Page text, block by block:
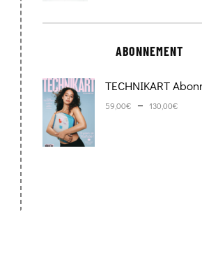
ABONNEMENT
TECHNIKART
59,00€ – 130,00€